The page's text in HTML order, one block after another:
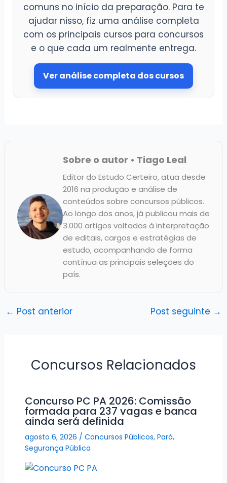
comuns no início da preparação. Para te
ajudar nisso, fiz uma análise completa
com os principais cursos para concursos
e o que cada um realmente entrega.
Ver análise completa dos cursos
Sobre o autor • Tiago Leal
Editor do Estudo Certeiro, atua desde
2016 na produção e análise de
conteúdos sobre concursos públicos.
Ao longo dos anos, já publicou mais de
3.000 artigos voltados à interpretação
de editais, cargos e estratégias de
estudo, acompanhando de forma
contínua as principais seleções do
país.
← Post anterior Post seguinte →
Concursos Relacionados
Concurso PC PA 2026: Comissão
formada para 237 vagas e banca
ainda será definida
agosto 6, 2026 / Concursos Públicos, Pará,
Segurança Pública